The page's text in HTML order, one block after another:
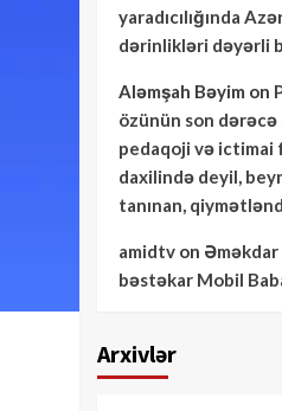
yaradıcılığında
dərinlikləri dəyərli
Aləmşah Bəyim on
özünün son
pedaqoji və
daxilində deyil,
tanınan,
amidtvon
bəstəkar Mobil
Arxivlər